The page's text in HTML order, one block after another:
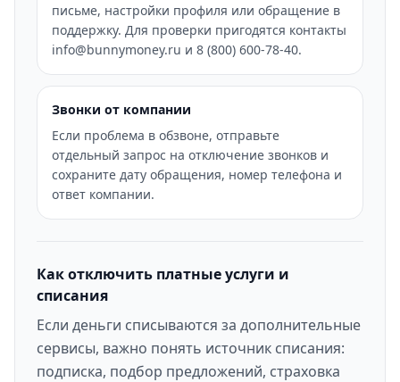
письме, настройки профиля или обращение в
поддержку. Для проверки пригодятся контакты
info@bunnymoney.ru и 8 (800) 600-78-40.
Звонки от компании
Если проблема в обзвоне, отправьте
отдельный запрос на отключение звонков и
сохраните дату обращения, номер телефона и
ответ компании.
Как отключить платные услуги и
списания
Если деньги списываются за дополнительные
сервисы, важно понять источник списания:
подписка, подбор предложений, страховка